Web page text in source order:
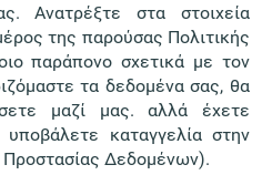
Ανατρέξτε στα στοιχεία
της παρούσας Πολιτικής
παράπονο σχετικά με τον
τα δεδομένα σας, θα
μαζί μας. αλλά έχετε
καταγγελία στην
Δεδομένων).